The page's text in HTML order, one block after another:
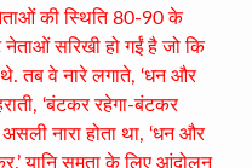
की स्थिति 80-90 के
सरिखी हो गईं है जो कि
तब वे नारे लगाते, ‘धन और
‘बंटकर रहेगा-बंटकर
नारा होता था, ‘धन और
यानि समता के लिए आंदोलन